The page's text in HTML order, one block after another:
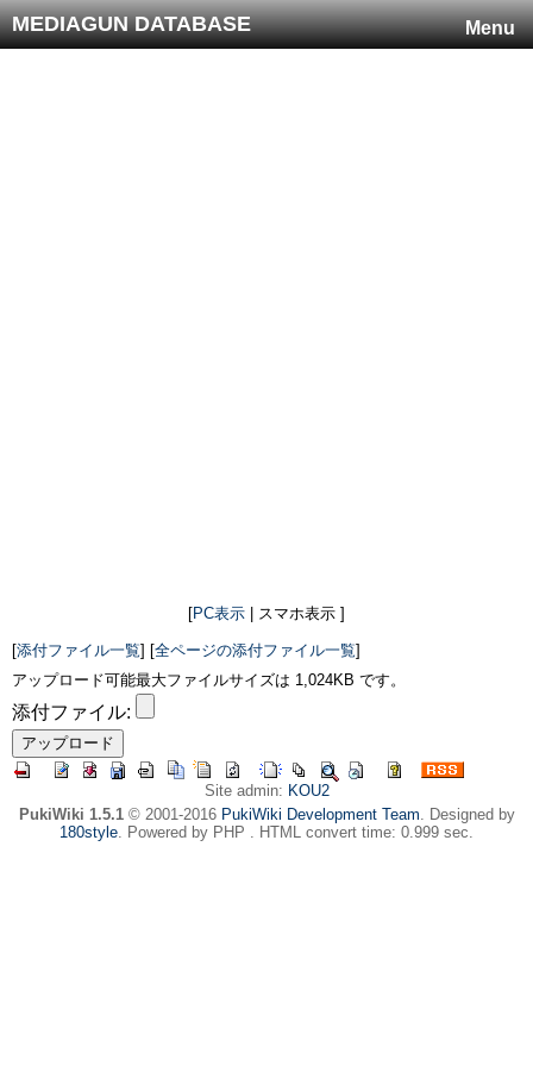
Menu
MEDIAGUN DATABASE
[PC表示 | スマホ表示 ]
[添付ファイル一覧] [全ページの添付ファイル一覧]
アップロード可能最大ファイルサイズは 1,024KB です。
添付ファイル:
Site admin: KOU2
PukiWiki 1.5.1© 2001-2016 PukiWiki Development Team. Designed by
180style. Powered by PHP . HTML convert time: 0.999 sec.